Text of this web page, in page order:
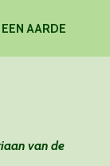
AARDE
van de